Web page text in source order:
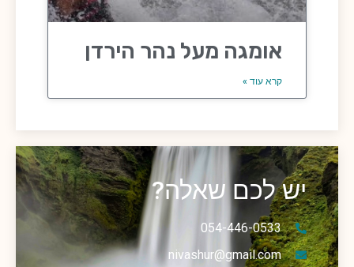
אומגה מעל נהר הירדן
קרא עוד »
יש לכם שאלה?
054-446-0533
nivashur@gmail.com